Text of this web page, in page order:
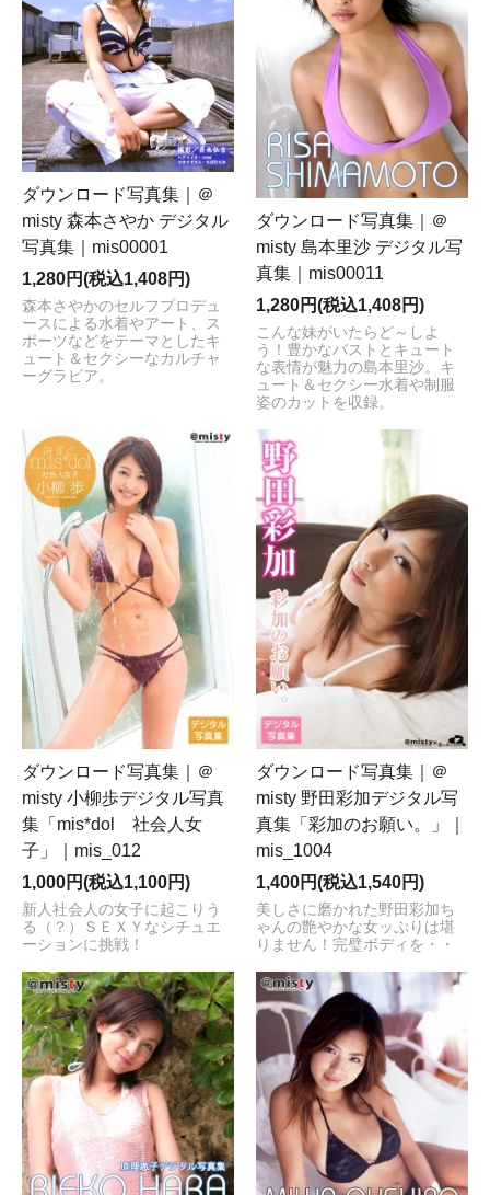
ダウンロード写真集｜＠
misty 森本さやか デジタル
写真集｜mis00001
1,280円(税込1,408円)
森本さやかのセルフプロデュ
ースによる水着やアート、ス
ポーツなどをテーマとしたキ
ュート＆セクシーなカルチャ
ーグラビア。
ダウンロード写真集｜＠
misty 島本里沙 デジタル写
真集｜mis00011
1,280円(税込1,408円)
こんな妹がいたらど～しよ
う！豊かなバストとキュート
な表情が魅力の島本里沙。キ
ュート＆セクシー水着や制服
姿のカットを収録。
ダウンロード写真集｜＠
misty 小柳歩デジタル写真
集「mis*dol 社会人女
子」｜mis_012
1,000円(税込1,100円)
新人社会人の女子に起こりう
る（？）ＳＥＸＹなシチュエ
ーションに挑戦！
ダウンロード写真集｜＠
misty 野田彩加デジタル写
真集「彩加のお願い。」｜
mis_1004
1,400円(税込1,540円)
美しさに磨かれた野田彩加ち
ゃんの艶やかな女ッぷりは堪
りません！完璧ボディを・・